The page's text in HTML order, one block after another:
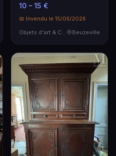
10 – 15 €
📅 Invendu le 15/06/2026
Objets d'art & Curiosités
Beuzeville